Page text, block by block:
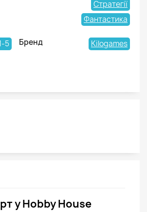
Стратегії
Фантастика
5 Бренд Kilogames
у Hobby House